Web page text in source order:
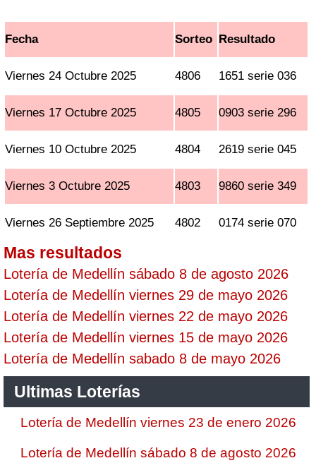
Fecha Sorteo Resultado
Viernes 24 Octubre 2025 4806 1651 serie 036
Viernes 17 Octubre 2025 4805 0903 serie 296
Viernes 10 Octubre 2025 4804 2619 serie 045
Viernes 3 Octubre 2025 4803 9860 serie 349
Viernes 26 Septiembre 2025 4802 0174 serie 070
Mas resultados
Lotería de Medellín sábado 8 de agosto 2026
Lotería de Medellín viernes 29 de mayo 2026
Lotería de Medellín viernes 22 de mayo 2026
Lotería de Medellín viernes 15 de mayo 2026
Lotería de Medellín sabado 8 de mayo 2026
Ultimas Loterías
Lotería de Medellín viernes 23 de enero 2026
Lotería de Medellín sábado 8 de agosto 2026